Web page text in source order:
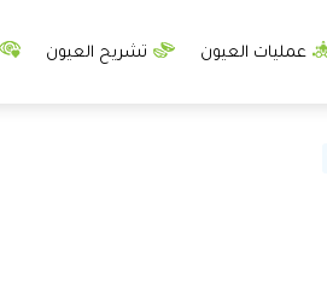
عمليات العيون تشريح العيون